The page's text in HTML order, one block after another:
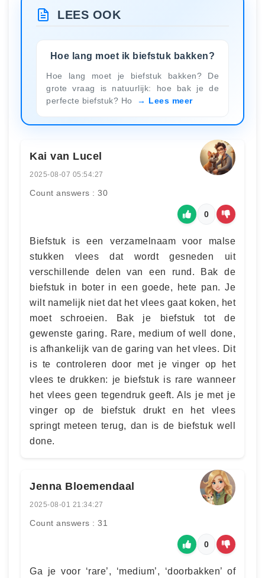
LEES OOK
Hoe lang moet ik biefstuk bakken?
Hoe lang moet je biefstuk bakken? De
grote vraag is natuurlijk: hoe bak je de
perfecte biefstuk? Ho
Lees meer
Kai van Lucel
2025-08-07 05:54:27
Count answers : 30
0
Biefstuk is een verzamelnaam voor malse
stukken vlees dat wordt gesneden uit
verschillende delen van een rund. Bak de
biefstuk in boter in een goede, hete pan. Je
wilt namelijk niet dat het vlees gaat koken, het
moet schroeien. Bak je biefstuk tot de
gewenste garing. Rare, medium of well done,
is afhankelijk van de garing van het vlees. Dit
is te controleren door met je vinger op het
vlees te drukken: je biefstuk is rare wanneer
het vlees geen tegendruk geeft. Als je met je
vinger op de biefstuk drukt en het vlees
springt meteen terug, dan is de biefstuk well
done.
Jenna Bloemendaal
2025-08-01 21:34:27
Count answers : 31
0
Ga je voor ‘rare’, ‘medium’, ‘doorbakken’ of